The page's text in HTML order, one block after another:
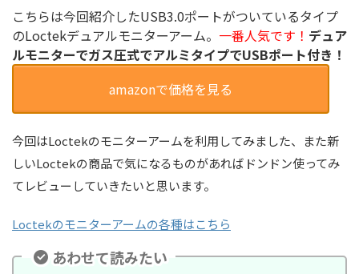
こちらは今回紹介したUSB3.0ポートがついているタイプ
のLoctekデュアルモニターアーム。 一番人気です！ デュア
ルモニターでガス圧式でアルミタイプでUSBポート付き！
amazonで価格を見る
今回はLoctekのモニターアームを利用してみました、また新
しいLoctekの商品で気になるものがあればドンドン使ってみ
てレビューしていきたいと思います。
Loctekのモニターアームの各種はこちら
あわせて読みたい